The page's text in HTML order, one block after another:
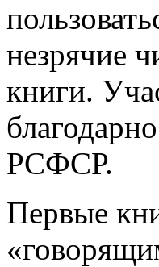
незрячие
книги.
РСФСР.
Первые